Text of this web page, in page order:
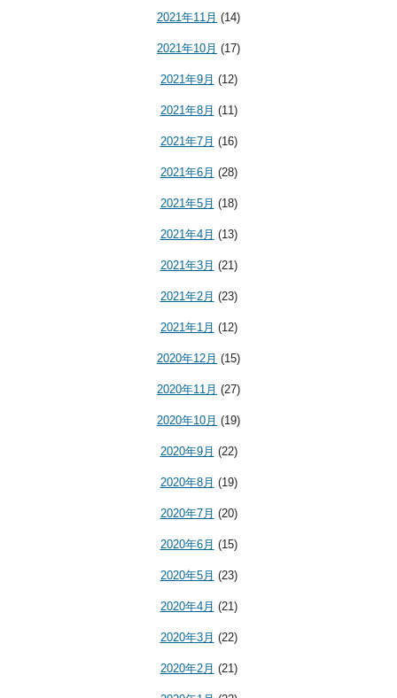
2021年11月 (14)
2021年10月 (17)
2021年9月 (12)
2021年8月 (11)
2021年7月 (16)
2021年6月 (28)
2021年5月 (18)
2021年4月 (13)
2021年3月 (21)
2021年2月 (23)
2021年1月 (12)
2020年12月 (15)
2020年11月 (27)
2020年10月 (19)
2020年9月 (22)
2020年8月 (19)
2020年7月 (20)
2020年6月 (15)
2020年5月 (23)
2020年4月 (21)
2020年3月 (22)
2020年2月 (21)